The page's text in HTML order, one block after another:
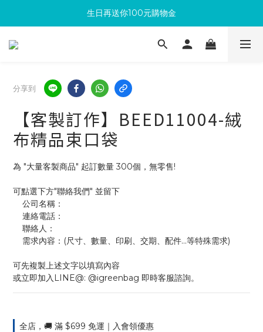
滿300回饋10%購物金
生日再送你100元購物金
加入成為新會員 馬上領取50元購物金
分享到
【客製訂作】BEED11004-絨
布精品束口袋
為 "大量客製商品" 起訂數量 300個，無零售!
可點選下方"聯絡我們" 並留下
    公司名稱：
    連絡電話：
    聯絡人：
    需求內容：(尺寸、數量、印刷、交期、配件...等特殊需求)
可先複製上述文字以填寫內容
或立即加入LINE@: @igreenbag 即時客服諮詢。
全店，🚚 滿 $699 免運｜入會領優惠